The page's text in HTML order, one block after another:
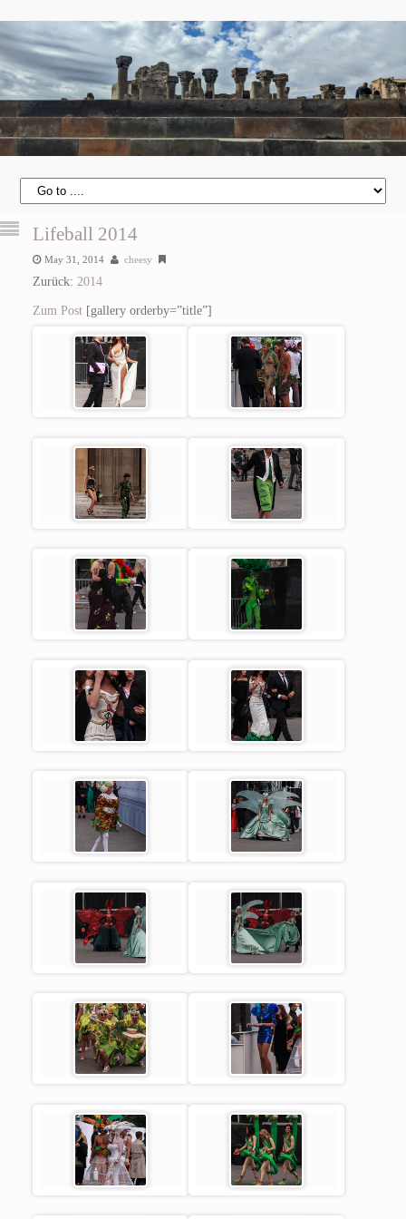
Lifeball 2014
May 31, 2014 cheesy
Zurück: 2014
Zum Post[gallery orderby=”title”]